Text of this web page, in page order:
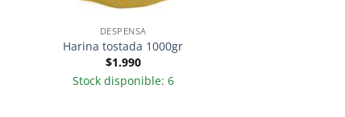
DESPENSA
Harina tostada 1000gr
$1.990
Stock disponible: 6